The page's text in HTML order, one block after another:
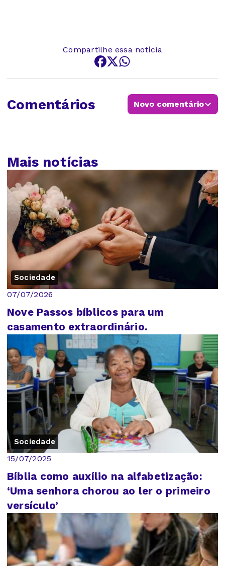
Compartilhe essa notícia
Comentários Novo comentário
Mais notícias
Sociedade
07/07/2026
Nove Passos bíblicos para um
casamento extraordinário.
Sociedade
15/07/2025
Bíblia como auxílio na alfabetização:
‘Uma senhora chorou ao ler o primeiro
versículo’